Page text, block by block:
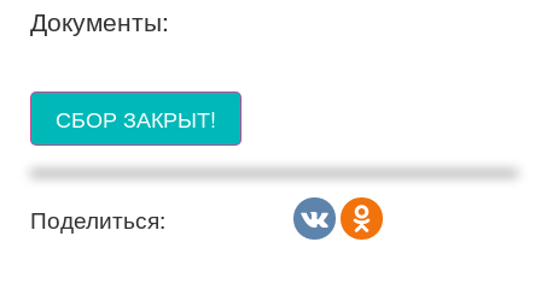
Документы:
СБОР ЗАКРЫТ!
Поделиться: